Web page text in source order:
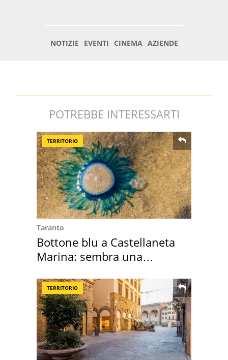
POTREBBE INTERESSARTI
TERRITORIO
Taranto
Bottone blu a Castellaneta
Marina: sembra una
TERRITORIO